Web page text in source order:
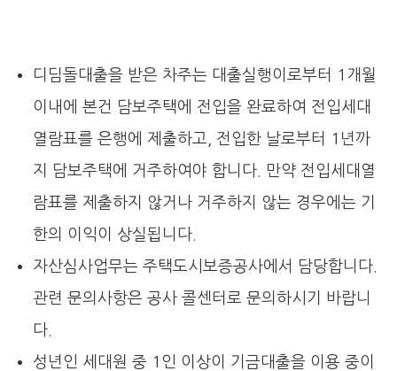
디딤돌대출을 받은 차주는 대출실행이로부터 1개월
이내에 본건 담보주택에 전입을 완료하여 전입세대
열람표를 은행에 제출하고, 전입한 날로부터 1년까
지 담보주택에 거주하여야 합니다. 만약 전입세대열
람표를 제출하지 않거나 거주하지 않는 경우에는 기
한의 이익이 상실됩니다.
자산심사업무는 주택도시보증공사에서 담당합니다.
관련 문의사항은 공사 콜센터로 문의하시기 바랍니
다.
성년인 세대원 중 1인 이상이 기금대출을 이용 중이